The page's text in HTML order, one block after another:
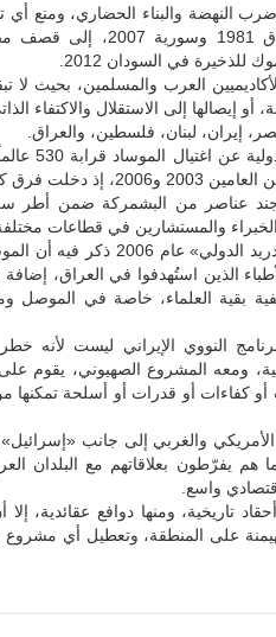
النهضة والبناء الحضاري، ومنع
تدمير المفاعلات النووية في
العرب والمسلمين، بحيث لا
إيصالها إلى الاستقلال والاكتفاء
إيران، لبنان، فلسطين، والعراق.
أستاذ جامعي وشخصيات أكاديمية بين
وجند عناصر من البشمركة ضمن أطر
الخبراء والمستشارين في قطاعات
وقدّم العراق تقريراً إلى «مؤتمر
والأطباء الذين استُهدفوا في العراق،
بقية العلماء، خاصة في الموصل
النووي الإيراني ليست لأنه
ومعه المشروع الصهيوني، يقوم على
كفاءات أو قدرات أو أسلحة تمكنها
والغربي إلى جانب «إسرائيل»،
هم يفرّطون بعلاقاتهم مع البلدان
واسع.
تاريخية، ومنها دوافع عقائدية،
على المنطقة، وتعطيل أي